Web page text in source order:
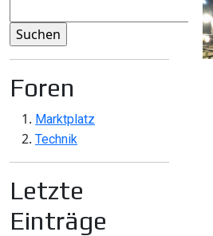
Foren
Marktplatz
Technik
Letzte
Einträge